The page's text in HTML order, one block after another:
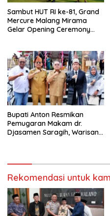
Sambut HUT RI ke-81, Grand
Mercure Malang Mirama
Gelar Opening Ceremony
Bupati Anton Resmikan
Pemugaran Makam dr.
Djasamen Saragih, Warisan
Rekomendasi untuk